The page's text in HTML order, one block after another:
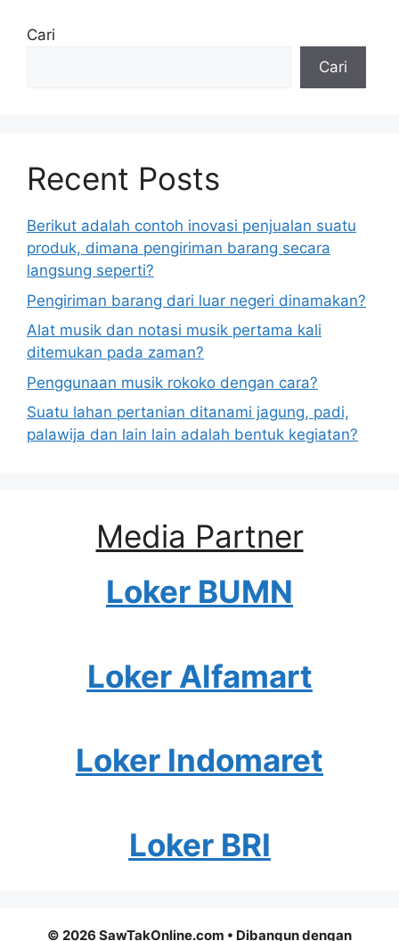
Cari
Cari
Recent Posts
Berikut adalah contoh inovasi penjualan suatu
produk, dimana pengiriman barang secara
langsung seperti?
Pengiriman barang dari luar negeri dinamakan?
Alat musik dan notasi musik pertama kali
ditemukan pada zaman?
Penggunaan musik rokoko dengan cara?
Suatu lahan pertanian ditanami jagung, padi,
palawija dan lain lain adalah bentuk kegiatan?
Media Partner
Loker BUMN
Loker Alfamart
Loker Indomaret
Loker BRI
© 2026 SawTakOnline.com • Dibangun dengan